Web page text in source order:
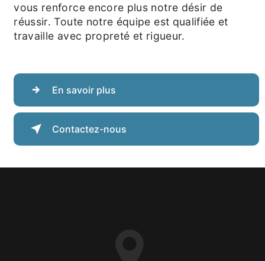
vous renforce encore plus notre désir de
réussir. Toute notre équipe est qualifiée et
travaille avec propreté et rigueur.
En savoir plus
Contactez-nous